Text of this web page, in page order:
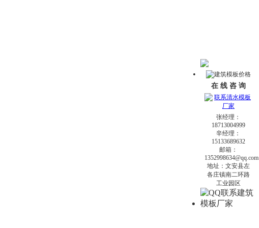
在 线 咨 询
张经理：
18713004999
辛经理：
15133689632
邮箱：
1352998634@qq.com
地址：文安县左
各庄镇南二环路
工业园区